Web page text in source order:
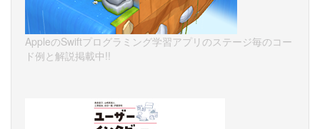
AppleのSwiftプログラミング学習アプリのステージ毎のコー
ド例と解説掲載中!!